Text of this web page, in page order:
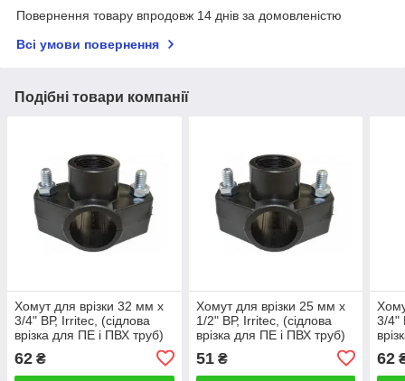
Повернення товару впродовж 14 днів за домовленістю
Всі умови повернення
Подібні товари компанії
Хомут для врізки 32 мм x
3/4" ВР, Irritec, (сідлова
врізка для ПЕ і ПВХ труб)
62 ₴
Хомут для врізки 25 мм x
1/2" ВР, Irritec, (сідлова
врізка для ПЕ і ПВХ труб)
51₴
3/4"
62